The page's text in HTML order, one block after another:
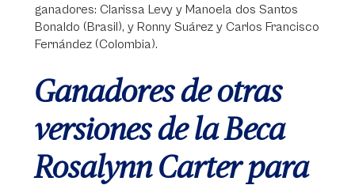
ganadores: Clarissa Levy y Manoela dos Santos
Bonaldo (Brasil), y Ronny Suárez y Carlos Francisco
Fernández (Colombia).
Ganadores de otras
versiones de la Beca
Rosalynn Carter para